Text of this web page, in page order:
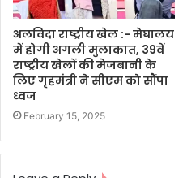
अलविदा राष्ट्रीय खेल :- मेघालय
में होगी अगली मुलाकात, 39वें
राष्ट्रीय खेलों की मेजबानी के
लिए गृहमंत्री ने सीएम को सौंपा
ध्वज
February 15, 2025